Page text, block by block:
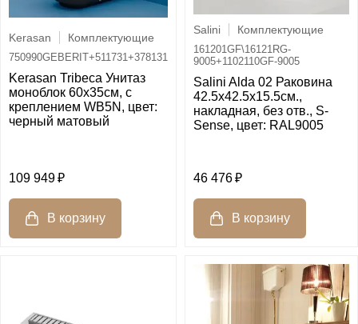
Kerasan Комплектующие
750990GEBERIT+511731+378131
Kerasan Tribeca Унитаз
моноблок 60х35см, c
креплением WB5N, цвет:
черный матовый
109 949
Salini Комплектующие
161201GF\16121RG-
9005+1102110GF-9005
Salini Alda 02 Раковина
42.5х42.5х15.5см.,
накладная, без отв., S-
Sense, цвет: RAL9005
46 476